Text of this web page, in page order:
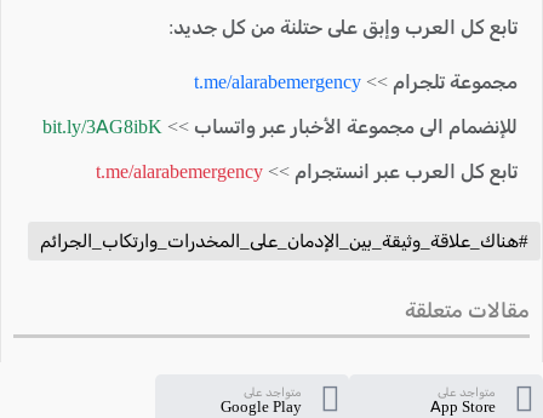
تابع كل العرب وإبق على حتلنة من كل جديد:
مجموعة تلجرام >> t.me/alarabemergency
للإنضمام الى مجموعة الأخبار عبر واتساب >> bit.ly/3AG8ibK
تابع كل العرب عبر انستجرام >> t.me/alarabemergency
#هناك_علاقة_وثيقة_بين_الإدمان_على_المخدرات_وارتكاب_الجرائم
مقالات متعلقة
متواجد على
App Store
متواجد على
Google Play